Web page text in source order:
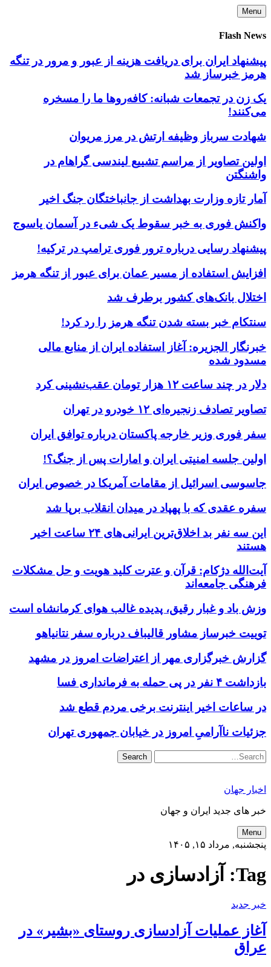
Skip
to
content
Menu
Flash News
پیشنهاد ایران برای دریافت هزینه از عبور و مرور در تنگه
هرمز خبرساز شد
یک زن در تجمعات شبانه: کافه‌روها ما را مسخره
می‌کنند!
شهادت سرباز وظیفه ارتش در مرز مریوان
اولین تصاویر از مراسم تشییع لیندسی گراهام در
واشنگتن
آمار تازه وزارت بهداشت از جانباختگان جنگ اخیر
واکنش فوری به خبر سقوط یک شیء در آسمان یاسوج
پیشنهاد رسایی درباره ترور فوری ترامپ در ترکیه!
افزایش استفاده از مسیر عمان برای عبور از تنگه هرمز
اختلال بانک‌های کشور برطرف شد
سنتکام خبر بسته شدن تنگه هرمز را رد کرد!
خبرنگار الجزیره: آغاز استفاده ایران از منابع مالی
مسدود شده
دلار در چند ساعت ۱۲ هزار تومان عقب‌نشینی کرد
تصاویر تصادف زنجیره‌ای ۱۲ خودرو در تهران
سفر فوری وزیر خارجه پاکستان درباره توافق ایران
اولین جلسه امنیتی ایران و امارات پس از جنگ؟!
جاسوسی اسرائیل از مقامات آمریکا در خصوص ایران
سفره عقدی که با پهپاد در میدان انقلاب برپا شد
این سه نفر بد اخلاق‌ترین ایرانی‌های ۲۴ ساعت اخیر
هستند
آیت‌الله دژکام: قرآن و عترت کلید هویت و حل مشکلات
فرهنگی جامعه‌اند
وزش باد و غبار رقیق، پدیده غالب هوای کرمانشاه است
توییت خبرساز مشاور قالیباف درباره سفر نتانیاهو
گزارش خبرگزاری مهر از اعتراضات امروز در مشهد
بازداشت ۴ نفر در پی حمله به فرمانداری فسا
در ساعات اخیر اینترنت برخی مردم قطع شد
جزئیات ناآرامیِ امروز در خیابان جمهوری تهران
Search
اخبار جهان
خبر های جدید ایران و جهان
Menu
پنجشنبه, مرداد ۱۵, ۱۴۰۵
Tag: آزادسازی در
خبر جدید
آغاز عملیات آزادسازی روستای «بشیر» در
عراق